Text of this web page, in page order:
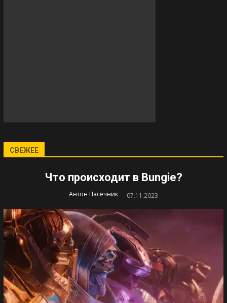
СВЕЖЕЕ
Что происходит в Bungie?
Антон Пасечник - 07.11.2023